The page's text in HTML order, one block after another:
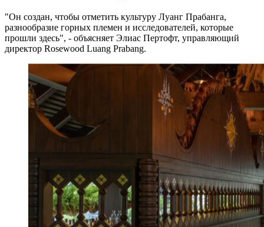
"Он создан, чтобы отметить культуру Луанг Прабанга,
разнообразие горных племен и исследователей, которые
прошли здесь", - объясняет Элиас Пертофт, управляющий
директор Rosewood Luang Prabang.